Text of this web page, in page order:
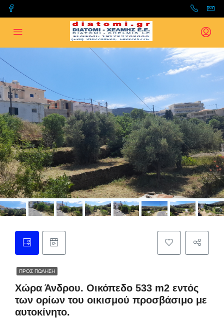
ΠΡΟΣ ΠΏΛΗΣΗ
Χώρα Άνδρου. Οικόπεδο 533 m2 εντός
των ορίων του οικισμού προσβάσιμο με
αυτοκίνητο.